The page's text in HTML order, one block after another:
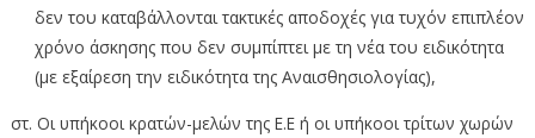
δεν του καταβάλλονται τακτικές αποδοχές για τυχόν επιπλέον
χρόνο άσκησης που δεν συμπίπτει με τη νέα του ειδικότητα
(με εξαίρεση την ειδικότητα της Αναισθησιολογίας),
στ. Οι υπήκοοι κρατών-μελών της Ε.Ε ή οι υπήκοοι τρίτων χωρών